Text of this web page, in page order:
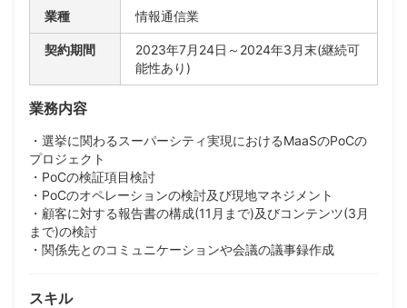
業種 情報通信業
契約期間
2023年7月24日～2024年3月末(継続可
能性あり)
業務内容
・選挙に関わるスーパーシティ実現におけるMaaSのPoCの
プロジェクト
・PoCの検証項目検討
・PoCのオペレーションの検討及び現地マネジメント
・顧客に対する報告書の構成(11月まで)及びコンテンツ(3月
まで)の検討
・関係先とのコミュニケーションや会議の議事録作成
スキル